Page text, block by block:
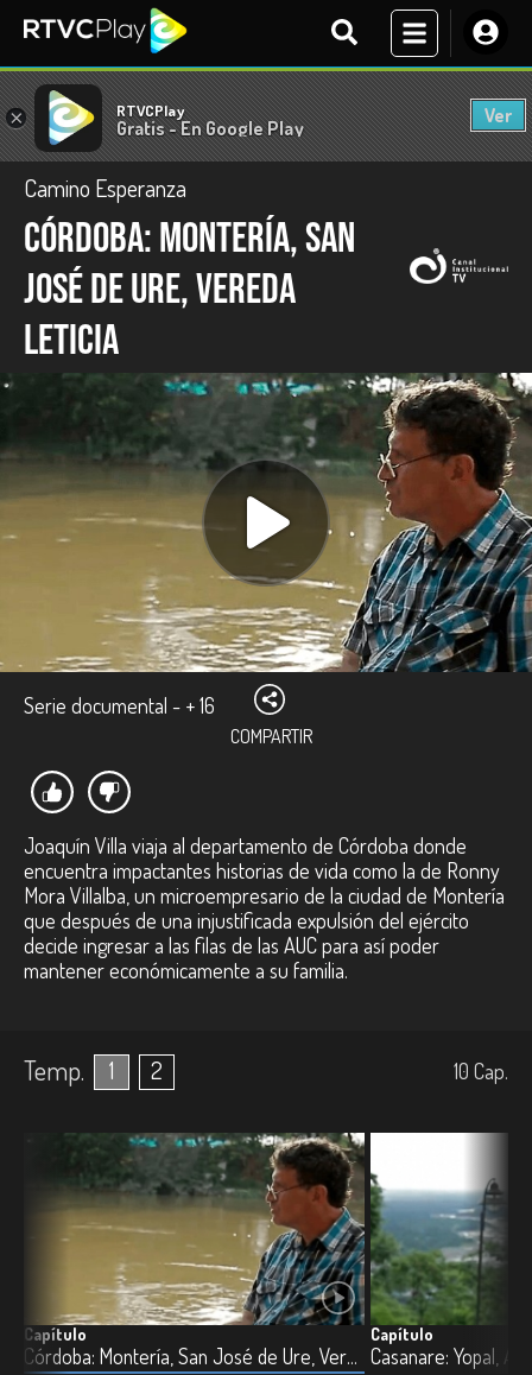
× RTVCPlay
Gratis - En Google Play
Ver
Camino Esperanza
Córdoba: Montería, San
José de Ure, Vereda
Leticia
Serie documental - + 16
COMPARTIR
Joaquín Villa viaja al departamento de Córdoba donde
encuentra impactantes historias de vida como la de Ronny
Mora Villalba, un microempresario de la ciudad de Montería
que después de una injustificada expulsión del ejército
decide ingresar a las filas de las AUC para así poder
mantener económicamente a su familia.
Temp. 1 2 10 Cap.
Capítulo
Córdoba: Montería, San José de Ure, Vereda Leticia
Capítulo
Casanare: Yopal,